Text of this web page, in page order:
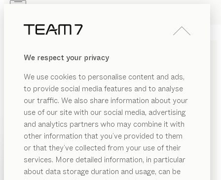
We respect your privacy
We use cookies to personalise content and ads,
to provide social media features and to analyse
our traffic. We also share information about your
use of our site with our social media, advertising
and analytics partners who may combine it with
other information that you’ve provided to them
or that they’ve collected from your use of their
services. More detailed information, in particular
about data storage duration and usage, can be
PRODUITS
INSPIRATION
REVENDEUR
Catégories
PRODUITS
INSPIRATION
TABLEnox
Jacob Strobel
nox marie subtilement les matériaux imposants et
l’alternance des bords carrés et arrondis. Fixe ou
extensible, elle doit son caractère authentique à la
puissance du bois noble et à l’élégance de l’acier froid.
TROUVER UN REVENDEUR